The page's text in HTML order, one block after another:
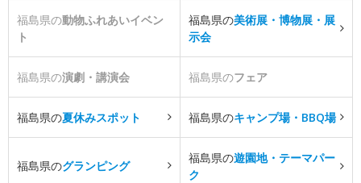
福島県の動物ふれあいイベン
ト
福島県の美術展・博物展・展
示会
福島県の演劇・講演会 福島県のフェア
福島県の夏休みスポット 福島県のキャンプ場・BBQ場
福島県のグランピング
福島県の遊園地・テーマパー
ク